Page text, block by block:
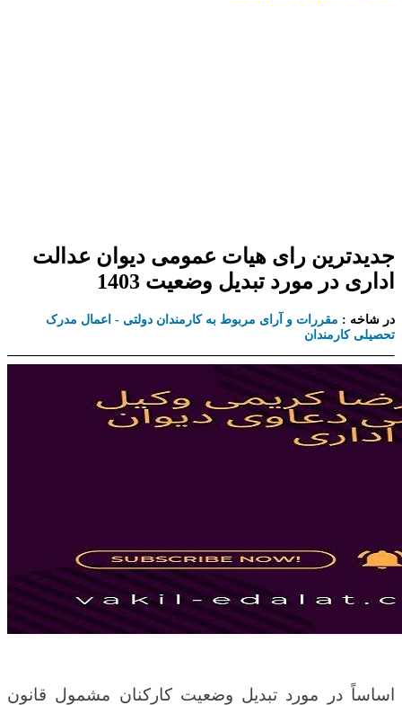
جدیدترین رای هیات عمومی دیوان عدالت
اداری در مورد تبدیل وضعیت 1403
در شاخه : مقررات و آرای مربوط به کارمندان دولتی - اعمال مدرک
تحصیلی کارمندان
اساساً در مورد تبدیل وضعیت کارکنان مشمول قانون